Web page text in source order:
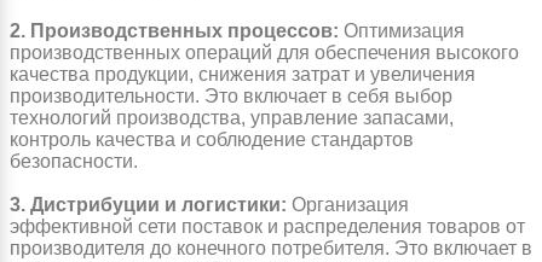
2. Производственных процессов: Оптимизация
производственных операций для обеспечения высокого
качества продукции, снижения затрат и увеличения
производительности. Это включает в себя выбор
технологий производства, управление запасами,
контроль качества и соблюдение стандартов
безопасности.
3. Дистрибуции и логистики: Организация
эффективной сети поставок и распределения товаров от
производителя до конечного потребителя. Это включает в